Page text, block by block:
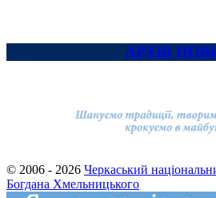
АРХІВ
© 2006 - 2026 Черкаський
Богдана Хмельницького